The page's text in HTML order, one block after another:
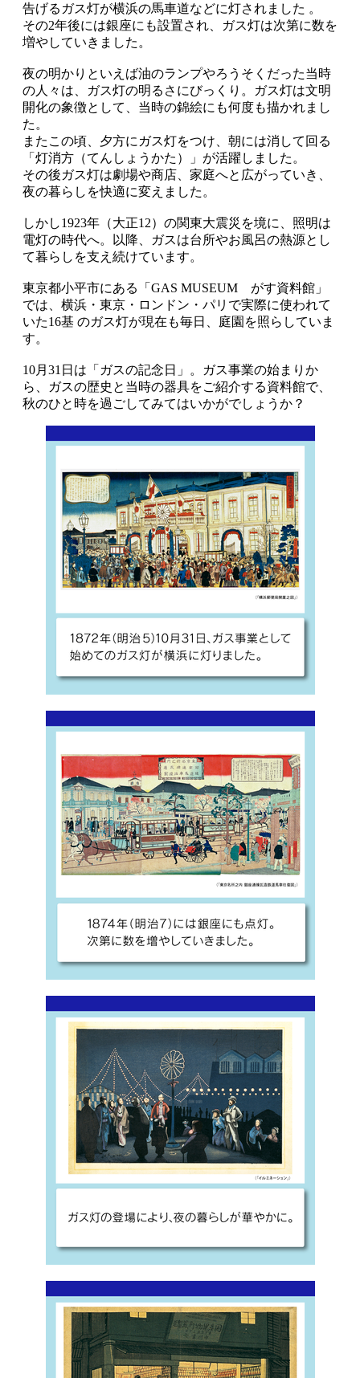
告げるガス灯が横浜の馬車道などに灯されました 。
その2年後には銀座にも設置され、ガス灯は次第に数を
増やしていきました。
夜の明かりといえば油のランプやろうそくだった当時
の人々は、ガス灯の明るさにびっくり。ガス灯は文明
開化の象徴として、当時の錦絵にも何度も描かれまし
た。
またこの頃、夕方にガス灯をつけ、朝には消して回る
「灯消方（てんしょうかた）」が活躍しました。
その後ガス灯は劇場や商店、家庭へと広がっていき、
夜の暮らしを快適に変えました。
しかし1923年（大正12）の関東大震災を境に、照明は
電灯の時代へ。以降、ガスは台所やお風呂の熱源とし
て暮らしを支え続けています。
東京都小平市にある「GAS MUSEUM がす資料館」
では、横浜・東京・ロンドン・パリで実際に使われて
いた16基 のガス灯が現在も毎日、庭園を照らしていま
す。
10月31日は「ガスの記念日」。ガス事業の始まりか
ら、ガスの歴史と当時の器具をご紹介する資料館で、
秋のひと時を過ごしてみてはいかがでしょうか？